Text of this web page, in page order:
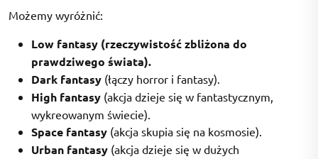
Możemy wyróżnić:
Low fantasy (rzeczywistość zbliżona do
prawdziwego świata).
Dark fantasy (łączy horror i fantasy).
High fantasy (akcja dzieje się w fantastycznym,
wykreowanym świecie).
Space fantasy (akcja skupia się na kosmosie).
Urban fantasy (akcja dzieje się w dużych